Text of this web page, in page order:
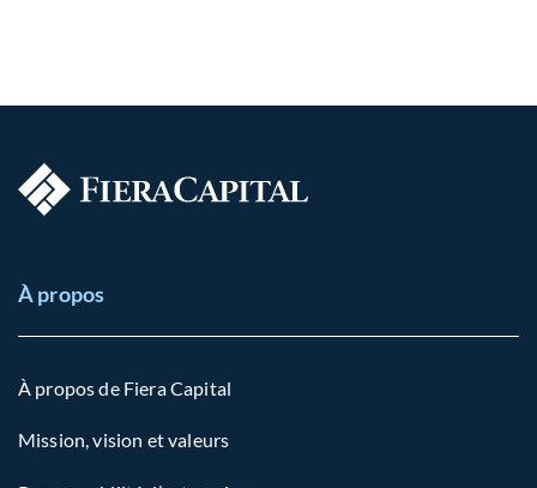
À propos
À propos de Fiera Capital
Mission, vision et valeurs